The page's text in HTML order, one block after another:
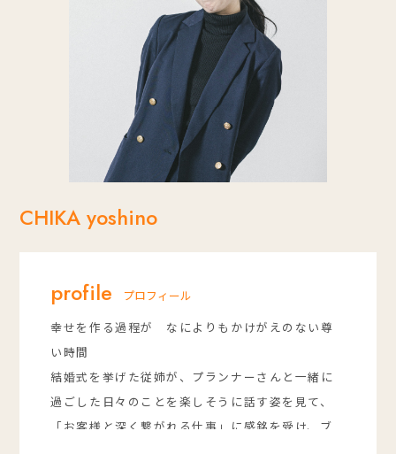
CHIKA yoshino
profile
プロフィール
幸せを作る過程が なによりもかけがえのない尊
い時間
結婚式を挙げた従姉が、プランナーさんと一緒に
過ごした日々のことを楽しそうに話す姿を見て、
「お客様と深く繋がれる仕事」に感銘を受け、ブ